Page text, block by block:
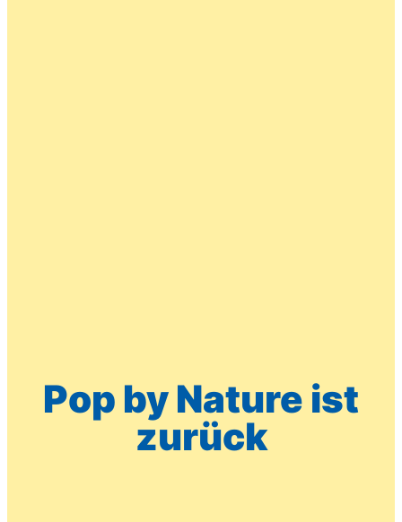
Pop by Nature ist
zurück